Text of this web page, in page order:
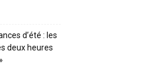
d’été : les
deux heures